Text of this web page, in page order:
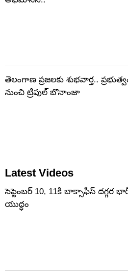
తెలంగాణ ప్రజలకు శుభవార్త..
నుంచి ట్రిపుల్ బొనాంజా
Latest Videos
సెప్టెంబర్‌ 10, 11కి బాక్సాఫీస్ దగ్గర
యుద్ధం